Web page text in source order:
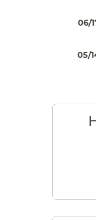
06/
05/